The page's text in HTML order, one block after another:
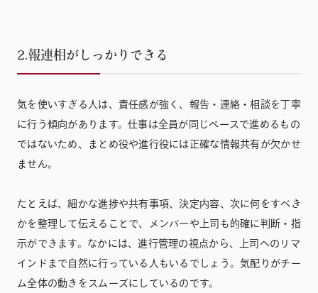
2.報連相がしっかりできる
気を使いすぎる人は、責任感が強く、報告・連絡・相談を丁寧
に行う傾向があります。仕事は全員が同じペースで進めるもの
ではないため、まとめ役や進行役には正確な情報共有が欠かせ
ません。
たとえば、細かな進捗や共有事項、決定内容、次に何をすべき
かを整理して伝えることで、メンバーや上司も的確に判断・指
示ができます。なかには、進行管理の視点から、上司へのリマ
インドまで自然に行っている人もいるでしょう。気配りがチー
ム全体の動きをスムーズにしているのです。